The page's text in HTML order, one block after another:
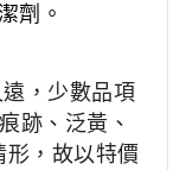
劑。
，少數品項
跡、泛黃、
，故以特價